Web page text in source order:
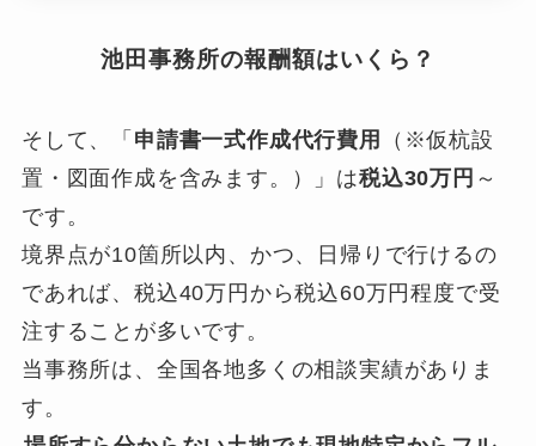
池田事務所の報酬額はいくら？
そして、「 申請書一式作成代行費用
（※仮杭設
置・図面作成を含みます。）」は税込30万円 ～
です。
境界点が10箇所以内、かつ、日帰りで行けるの
であれば、税込40万円から税込60万円程度で受
注することが多いです。
当事務所は、全国各地多くの相談実績がありま
す。